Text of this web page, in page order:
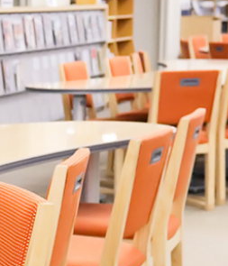
へ 卒業生の方へ 学生保証人の
企業・メディア関係の方へ
へ 卒業生の方へ 学生保証人の
企業・メディア関係の方へ
へ 卒業生の方へ 学生保証人の
企業・メディア関係の方へ
へ 卒業生の方へ 学生保証人の
企業・メディア関係の方へ
へ 卒業生の方へ 学生保証人の
企業・メディア関係の方へ